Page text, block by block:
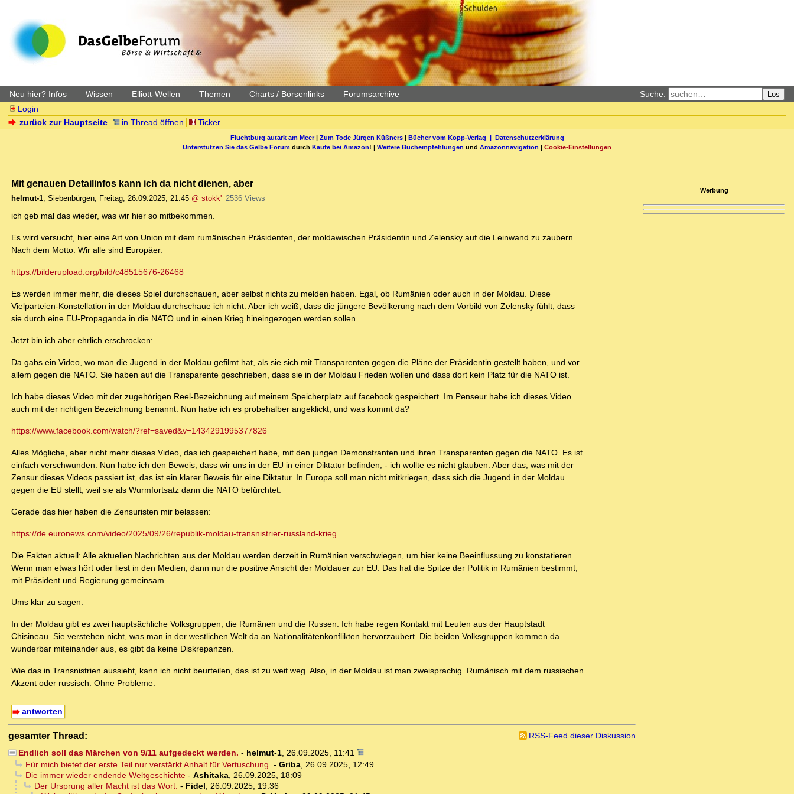
Neu hier? Infos Wissen Elliott-Wellen Themen Charts / Börsenlinks Forumsarchive Suche: Los
Login
zurück zur Hauptseite
in Thread öffnen Ticker
Fluchtburg autark am Meer| Zum Tode Jürgen Küßners| Bücher vom Kopp-Verlag | Datenschutzerklärung
Unterstützen Sie das Gelbe Forum durch Käufe bei Amazon! | Weitere Buchempfehlungen und Amazonnavigation | Cookie-Einstellungen
Mit genauen Detailinfos kann ich da nicht dienen, aber
helmut-1, Siebenbürgen, Freitag, 26.09.2025, 21:45 @ stokk' 2536 Views
ich geb mal das wieder, was wir hier so mitbekommen.
Es wird versucht, hier eine Art von Union mit dem rumänischen Präsidenten, der moldawischen Präsidentin und Zelensky auf die Leinwand zu zaubern.
Nach dem Motto: Wir alle sind Europäer.
https://bilderupload.org/bild/c48515676-26468
Es werden immer mehr, die dieses Spiel durchschauen, aber selbst nichts zu melden haben. Egal, ob Rumänien oder auch in der Moldau. Diese
Vielparteien-Konstellation in der Moldau durchschaue ich nicht. Aber ich weiß, dass die jüngere Bevölkerung nach dem Vorbild von Zelensky fühlt, dass
sie durch eine EU-Propaganda in die NATO und in einen Krieg hineingezogen werden sollen.
Jetzt bin ich aber ehrlich erschrocken:
Da gabs ein Video, wo man die Jugend in der Moldau gefilmt hat, als sie sich mit Transparenten gegen die Pläne der Präsidentin gestellt haben, und vor
allem gegen die NATO. Sie haben auf die Transparente geschrieben, dass sie in der Moldau Frieden wollen und dass dort kein Platz für die NATO ist.
Ich habe dieses Video mit der zugehörigen Reel-Bezeichnung auf meinem Speicherplatz auf facebook gespeichert. Im Penseur habe ich dieses Video
auch mit der richtigen Bezeichnung benannt. Nun habe ich es probehalber angeklickt, und was kommt da?
https://www.facebook.com/watch/?ref=saved&v=1434291995377826
Alles Mögliche, aber nicht mehr dieses Video, das ich gespeichert habe, mit den jungen Demonstranten und ihren Transparenten gegen die NATO. Es ist
einfach verschwunden. Nun habe ich den Beweis, dass wir uns in der EU in einer Diktatur befinden, - ich wollte es nicht glauben. Aber das, was mit der
Zensur dieses Videos passiert ist, das ist ein klarer Beweis für eine Diktatur. In Europa soll man nicht mitkriegen, dass sich die Jugend in der Moldau
gegen die EU stellt, weil sie als Wurmfortsatz dann die NATO befürchtet.
Gerade das hier haben die Zensuristen mir belassen:
https://de.euronews.com/video/2025/09/26/republik-moldau-transnistrier-russland-krieg
Die Fakten aktuell: Alle aktuellen Nachrichten aus der Moldau werden derzeit in Rumänien verschwiegen, um hier keine Beeinflussung zu konstatieren.
Wenn man etwas hört oder liest in den Medien, dann nur die positive Ansicht der Moldauer zur EU. Das hat die Spitze der Politik in Rumänien bestimmt,
mit Präsident und Regierung gemeinsam.
Ums klar zu sagen:
In der Moldau gibt es zwei hauptsächliche Volksgruppen, die Rumänen und die Russen. Ich habe regen Kontakt mit Leuten aus der Hauptstadt
Chisineau. Sie verstehen nicht, was man in der westlichen Welt da an Nationalitätenkonflikten hervorzaubert. Die beiden Volksgruppen kommen da
wunderbar miteinander aus, es gibt da keine Diskrepanzen.
Wie das in Transnistrien aussieht, kann ich nicht beurteilen, das ist zu weit weg. Also, in der Moldau ist man zweisprachig. Rumänisch mit dem russischen
Akzent oder russisch. Ohne Probleme.
antworten
gesamter Thread:
RSS-Feed dieser Diskussion
Endlich soll das Märchen von 9/11 aufgedeckt werden. - helmut-1, 26.09.2025, 11:41
Für mich bietet der erste Teil nur verstärkt Anhalt für Vertuschung. - Griba, 26.09.2025, 12:49
Die immer wieder endende Weltgeschichte- Ashitaka, 26.09.2025, 18:09
Der Ursprung aller Macht ist das Wort. - Fidel, 26.09.2025, 19:36
Werbung